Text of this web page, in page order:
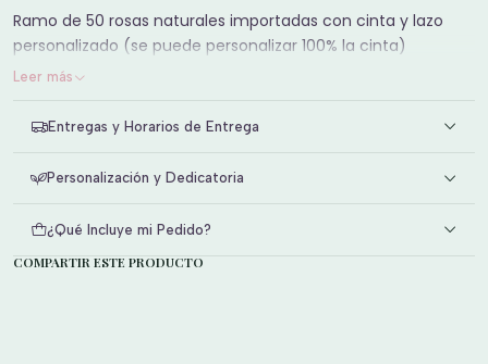
Ramo de 50 rosas naturales importadas con cinta y lazo
personalizado (se puede personalizar 100% la cinta)
Leer más
Entregas y Horarios de Entrega
Personalización y Dedicatoria
¿Qué Incluye mi Pedido?
COMPARTIR ESTE PRODUCTO